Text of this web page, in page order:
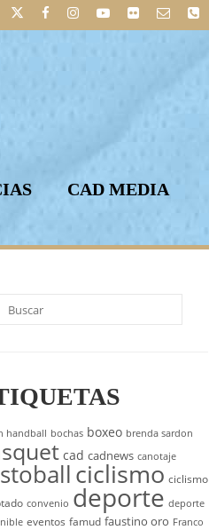
CAD MEDIA
handball bochas boxeo brenda sardon
cad cadnews canotaje
ciclismo ciclismo
convenio deporte deporte
eventos famud faustino oro Franco